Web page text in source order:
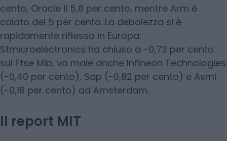
cento, Oracle il 5,8 per cento, mentre Arm è
calato del 5 per cento. La debolezza si è
rapidamente riflessa in Europa:
Stmicroelectronics ha chiuso a -0,73 per cento
sul Ftse Mib, va male anche Infineon Technologies
(-0,40 per cento), Sap (-0,82 per cento) e Asml
(-0,18 per cento) ad Amsterdam.
Il report MIT